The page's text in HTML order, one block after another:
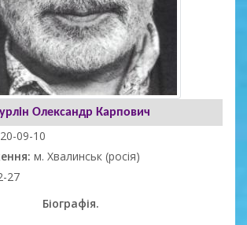
Олександр Карпович
09-10
м. Хвалинськ (росія)
27
Біографія.